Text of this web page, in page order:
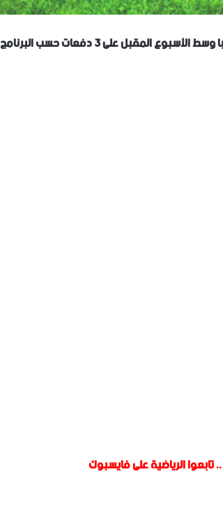
تواصل بطولة الرابطة المحترفة الاولى نشاطها بمباريات الجولة الخامسة إيابا وسط الأسبوع المقبل على 3 دفعات حسب البرنامج
..تابعوا الرياضية على فايسبوك